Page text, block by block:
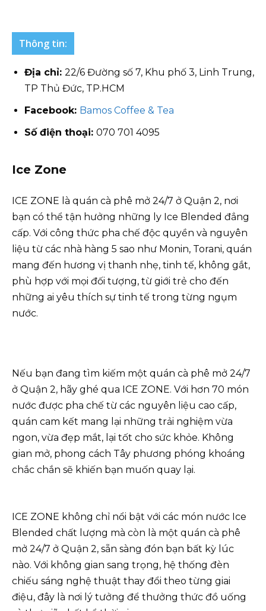
Thông tin:
Địa chỉ: 22/6 Đường số 7, Khu phố 3, Linh Trung,
TP Thủ Đức, TP.HCM
Facebook: Bamos Coffee & Tea
Số điện thoại: 070 701 4095
Ice Zone
ICE ZONE là quán cà phê mở 24/7 ở Quận 2, nơi
bạn có thể tận hưởng những ly Ice Blended đẳng
cấp. Với công thức pha chế độc quyền và nguyên
liệu từ các nhà hàng 5 sao như Monin, Torani, quán
mang đến hương vị thanh nhẹ, tinh tế, không gắt,
phù hợp với mọi đối tượng, từ giới trẻ cho đến
những ai yêu thích sự tinh tế trong từng ngụm
nước.
Nếu bạn đang tìm kiếm một quán cà phê mở 24/7
ở Quận 2, hãy ghé qua ICE ZONE. Với hơn 70 món
nước được pha chế từ các nguyên liệu cao cấp,
quán cam kết mang lại những trải nghiệm vừa
ngon, vừa đẹp mắt, lại tốt cho sức khỏe. Không
gian mở, phong cách Tây phương phóng khoáng
chắc chắn sẽ khiến bạn muốn quay lại.
ICE ZONE không chỉ nổi bật với các món nước Ice
Blended chất lượng mà còn là một quán cà phê
mở 24/7 ở Quận 2, sẵn sàng đón bạn bất kỳ lúc
nào. Với không gian sang trọng, hệ thống đèn
chiếu sáng nghệ thuật thay đổi theo từng giai
điệu, đây là nơi lý tưởng để thưởng thức đồ uống